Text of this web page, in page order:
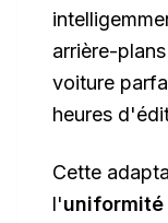
arrière-
voiture
heures
Cette
l'uniformité